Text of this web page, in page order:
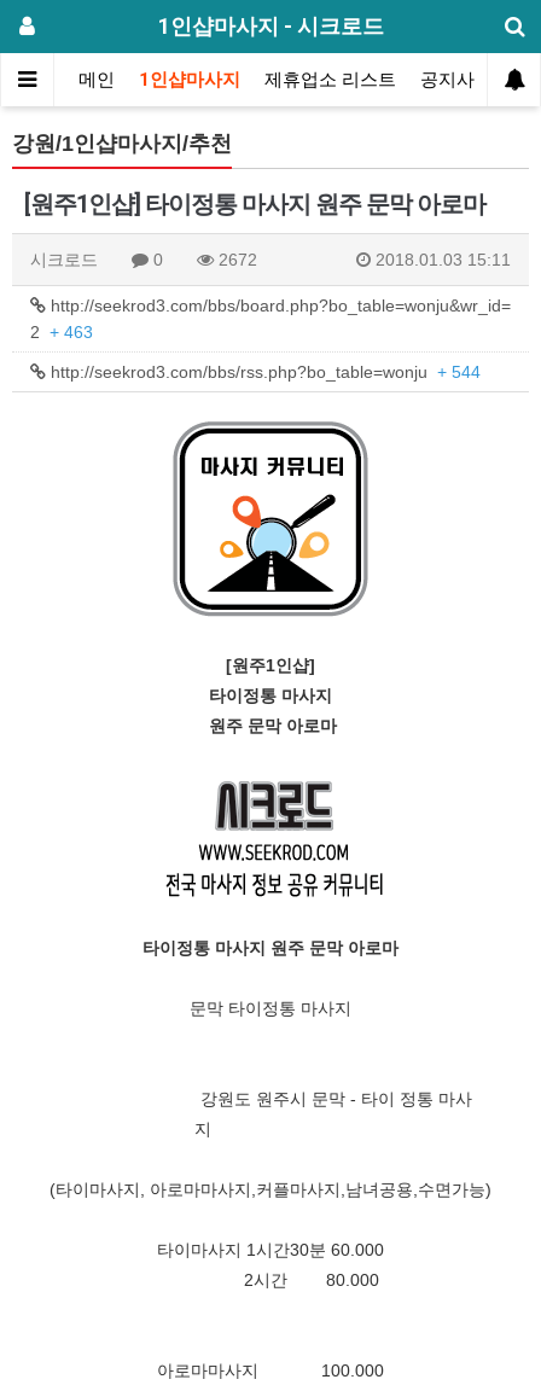
1인샵마사지 - 시크로드
메인 1인샵마사지 제휴업소 리스트 공지사항 방
강원/1인샵마사지/추천
[원주1인샵] 타이정통 마사지 원주 문막 아로마
시크로드 0 2672 2018.01.03 15:11
http://seekrod3.com/bbs/board.php?bo_table=wonju&wr_id=
2 + 463
http://seekrod3.com/bbs/rss.php?bo_table=wonju + 544
[원주1인샵]
타이정통 마사지
원주 문막 아로마
타이정통 마사지 원주 문막 아로마
문막 타이정통 마사지
강원도 원주시 문막 - 타이 정통 마사
지
(타이마사지, 아로마마사지,커플마사지,남녀공용,수면가능)
타이마사지 1시간30분 60.000
2시간 80.000
아로마마사지 100.000